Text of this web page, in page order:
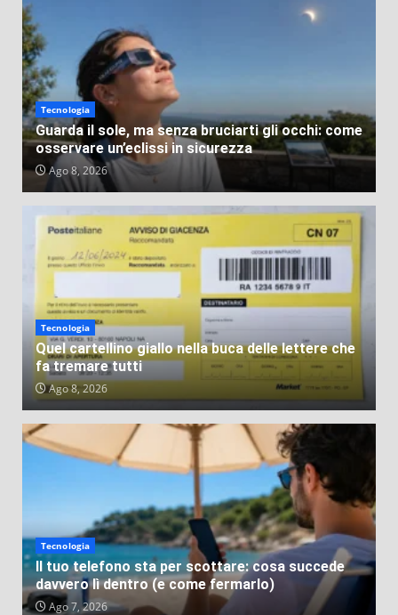
VEB Lug 31, 2026
Tecnologia
Guarda il sole, ma senza bruciarti gli occhi: come
osservare un’eclissi in sicurezza
Ago 8, 2026
Tecnologia
Quel cartellino giallo nella buca delle lettere che
fa tremare tutti
Ago 8, 2026
Tecnologia
Il tuo telefono sta per scottare: cosa succede
davvero lì dentro (e come fermarlo)
Ago 7, 2026